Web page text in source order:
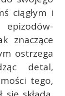
ciągłym i
znaczące
ostrzega
detal,
tego,